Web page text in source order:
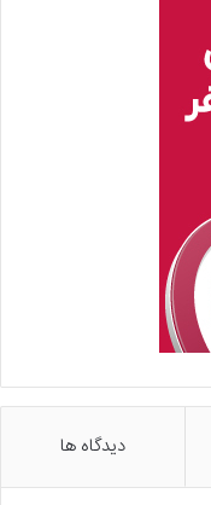
دیدگاه ها